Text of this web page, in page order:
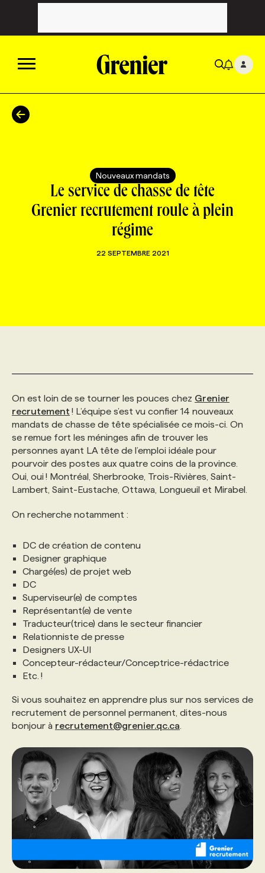
ACTUALITÉS
TOUTES LES CATÉGORIES
CAMPAGNES ET CRÉATIVITÉ
INITIATIVES NUMÉRIQUES
PRIX ET DISTINCTIONS
TENDANCES
CHRONIQUES
TOUTES LES CHRONIQUES
MARKETING DURABLE
GEO/SEO
ÉVÉNEMENTIEL
NOS AUTEUR‧RICES
FORFAITS ABONNEMENT
VOIR TOUTES LES PARUTIONS
INFOLETTRES
INFOLETTRE EN BREF
ANNONCEZ AVEC NOUS
PROFIL ENTREPRISE
FAQ
ANNONCEZ AVEC NOUS
PROFIL CANDIDAT
NOUVEAU!
ANNONCEZ AVEC NOUS
NOS PARCOURS DE FORMATIONS
FORMATIONS PERSONNALISÉES
NOS FORMATEUR‧RICES
POURQUOI CHOISIR NOS FORMATIONS
PROGRAMMES DE SUBVENTIONS
FAQ
ANNONCEZ AVEC NOUS
SERVICE DE CHASSE DE TÊTE
NOS TARIFS
NOS EXPERTISES
FAQ
Nouveaux mandats
Le service de chasse de tête
Grenier recrutement roule à plein
régime
22 SEPTEMBRE 2021
On est loin de se tourner les pouces chez Grenier
recrutement ! L’équipe s’est vu confier 14 nouveaux
mandats de chasse de tête spécialisée ce mois-ci. On
se remue fort les méninges afin de trouver les
personnes ayant LA tête de l’emploi idéale pour
pourvoir des postes aux quatre coins de la province.
Oui, oui ! Montréal, Sherbrooke, Trois-Rivières, Saint-
Lambert, Saint-Eustache, Ottawa, Longueuil et Mirabel.
On recherche notamment :
DC de création de contenu
Designer graphique
Chargé(es) de projet web
DC
Superviseur(e) de comptes
Représentant(e) de vente
Traducteur(trice) dans le secteur financier
Relationniste de presse
Designers UX-UI
Concepteur-rédacteur/Conceptrice-rédactrice
Etc. !
Si vous souhaitez en apprendre plus sur nos services de
recrutement de personnel permanent, dites-nous
bonjour à recrutement@grenier.qc.ca